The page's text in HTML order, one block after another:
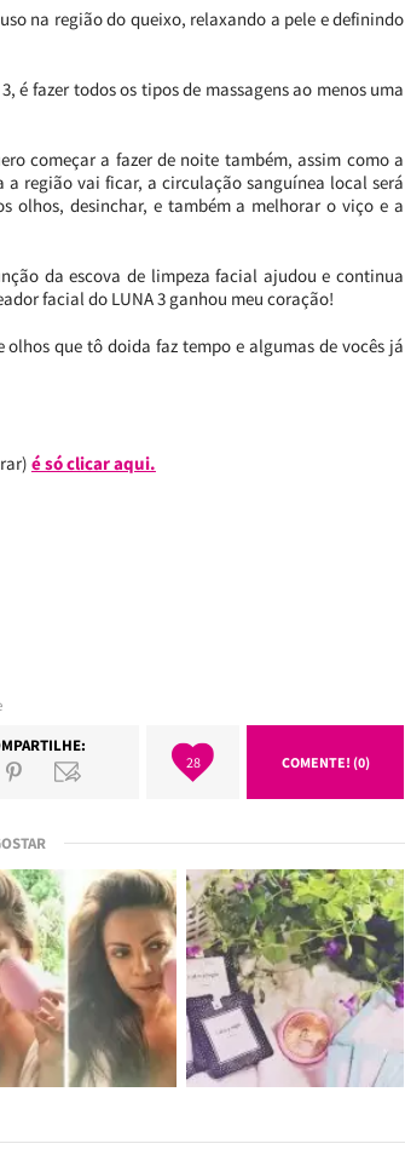
na região do queixo, relaxando a pele e definindo
é fazer todos os tipos de massagens ao menos uma
começar a fazer de noite também, assim como a
a região vai ficar, a circulação sanguínea local será
olhos, desinchar, e também a melhorar o viço e a
da escova de limpeza facial ajudou e continua
facial do LUNA 3 ganhou meu coração!
que tô doida faz tempo e algumas de vocês já
é só clicar aqui.
28 COMENTE! (0)